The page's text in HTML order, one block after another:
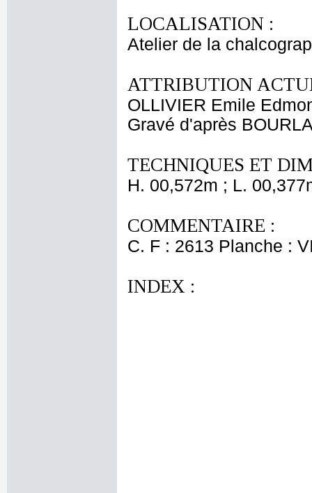
LOCALISATION :
Atelier de la
ATTRIBUTION
OLLIVIER Emile
Gravé d'après
TECHNIQUES ET
H. 00,572m ; L.
COMMENTAIRE :
C. F : 2613 Planche :
INDEX :